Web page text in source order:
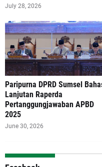
July 28, 2026
Paripurna DPRD Sumsel
Lanjutan Raperda
Pertanggungjawaban APBD
2025
June 30, 2026